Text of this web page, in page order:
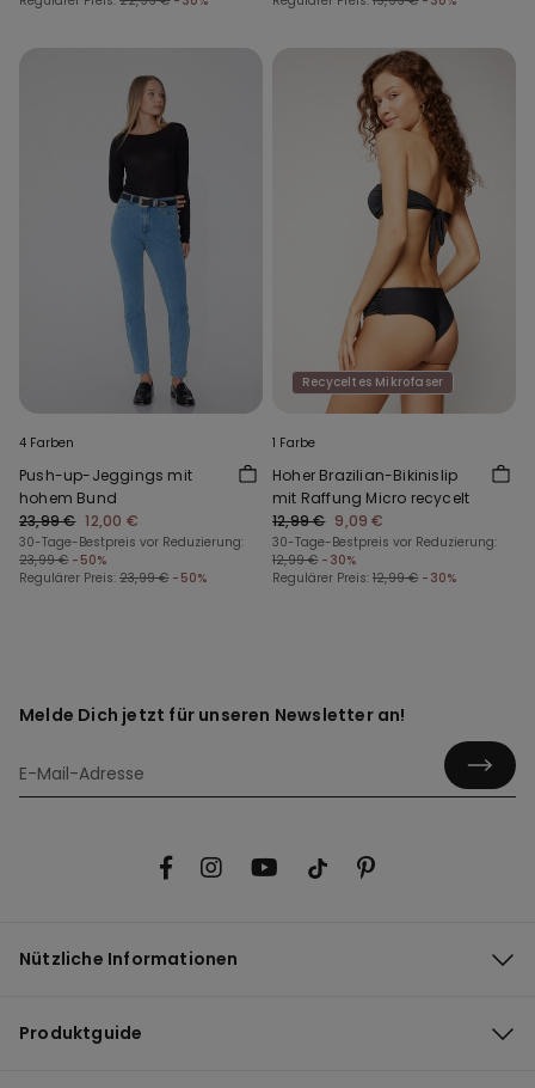
4 Farben
Push-up-Jeggings mit
hohem Bund
23,99 € 12,00 €
30-Tage-Bestpreis vor Reduzierung:
23,99 € -50%
Regulärer Preis: 23,99 € -50%
Recyceltes Mikrofaser
1 Farbe
Hoher Brazilian-Bikinislip
mit Raffung Micro recycelt
12,99 € 9,09 €
30-Tage-Bestpreis vor Reduzierung:
12,99 € -30%
Regulärer Preis: 12,99 € -30%
Melde Dich jetzt für unseren Newsletter an!
Nützliche Informationen
Produktguide